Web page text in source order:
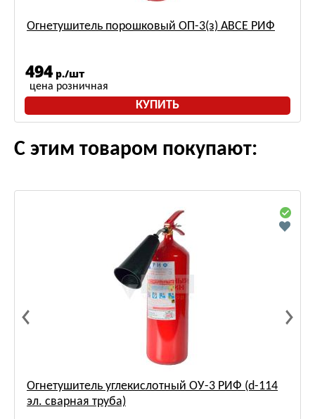
Огнетушитель порошковый ОП-3(з) АВСЕ РИФ
494 р./шт
цена розничная
КУПИТЬ
С этим товаром покупают:
Огнетушитель углекислотный ОУ-3 РИФ (d-114
эл. сварная труба)